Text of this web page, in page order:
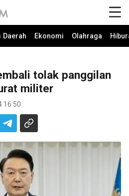
Daerah Ekonomi Olahraga
tolak panggilan
militer
16:50